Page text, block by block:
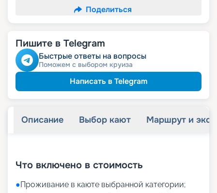
Поделиться
Пишите в Telegram
Быстрые ответы на вопросы
Поможем с выбором круиза
Написать в Telegram
Описание Выбор кают Маршрут и
Что включено в стоимость
●Проживание в каюте выбранной категории;